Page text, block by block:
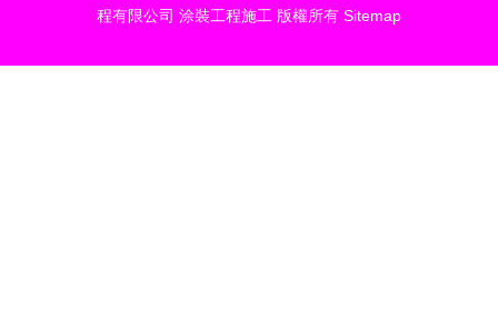
程有限公司 涂裝工程施工 版權所有 Sitemap